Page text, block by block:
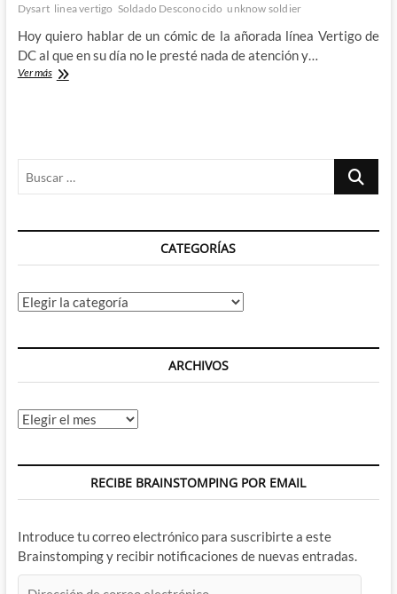
Dysart linea vertigo Soldado Desconocido unknow soldier
Hoy quiero hablar de un cómic de la añorada línea Vertigo de
DC al que en su día no le presté nada de atención y…
Ver másEl
Soldado
Joshua
y
Ponticelli
Buscar
CATEGORÍAS
Categorías
ARCHIVOS
Archivos
RECIBE BRAINSTOMPING POR EMAIL
Introduce tu correo electrónico para suscribirte a este
Brainstomping y recibir notificaciones de nuevas entradas.